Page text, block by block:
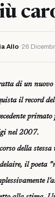
Allo · 26
di un nuovo
il record
nel 2007.
della
il poeta